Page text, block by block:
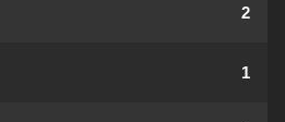
2
1